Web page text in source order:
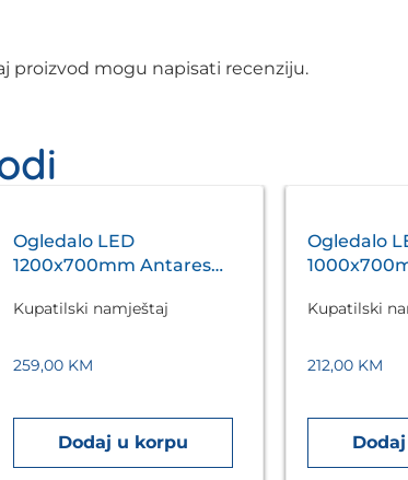
proizvod mogu napisati recenziju.
Ogledalo LED
1200x700mm Antares
Kupatilski namještaj
259,00 KM
Dodaj u korpu
Ogledalo
Kupatilski
212,00 KM